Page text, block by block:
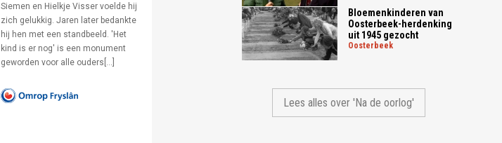
Siemen en Hielkje Visser voelde hij
zich gelukkig. Jaren later bedankte
hij hen met een standbeeld. 'Het
kind is er nog' is een monument
geworden voor alle ouders[…]
Bloemenkinderen van
Oosterbeek-herdenking
uit 1945 gezocht
oosterbeek
Lees alles over 'Na de oorlog'